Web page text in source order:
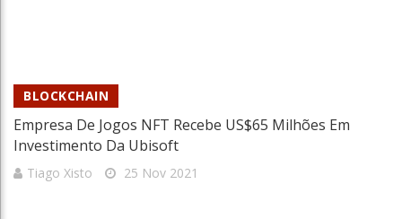
BLOCKCHAIN
Empresa De Jogos NFT Recebe US$65 Milhões Em
Investimento Da Ubisoft
Tiago Xisto 25 Nov 2021